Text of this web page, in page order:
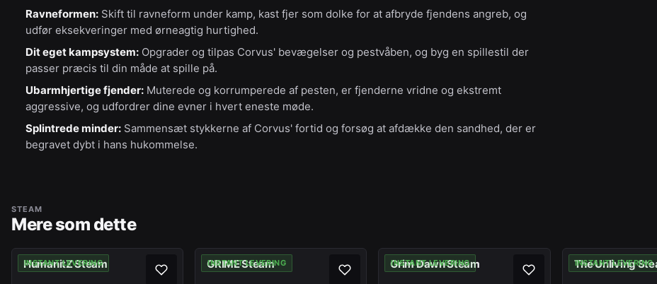
Ravneformen: Skift til ravneform under kamp, kast fjer som dolke for at afbryde fjendens angreb, og
udfør eksekveringer med ørneagtig hurtighed.
Dit eget kampsystem: Opgrader og tilpas Corvus' bevægelser og pestvåben, og byg en spillestil der
passer præcis til din måde at spille på.
Ubarmhjertige fjender: Muterede og korrumperede af pesten, er fjenderne vridne og ekstremt
aggressive, og udfordrer dine evner i hvert eneste møde.
Splintrede minder: Sammensæt stykkerne af Corvus' fortid og forsøg at afdække den sandhed, der er
begravet dybt i hans hukommelse.
STEAM
Mere som dette
INSTANT LEVERING
HumanitZ Steam INSTANT LEVERING
GRIME Steam INSTANT LEVERING
Grim Dawn Steam INSTANT LEVERING
The Unliving